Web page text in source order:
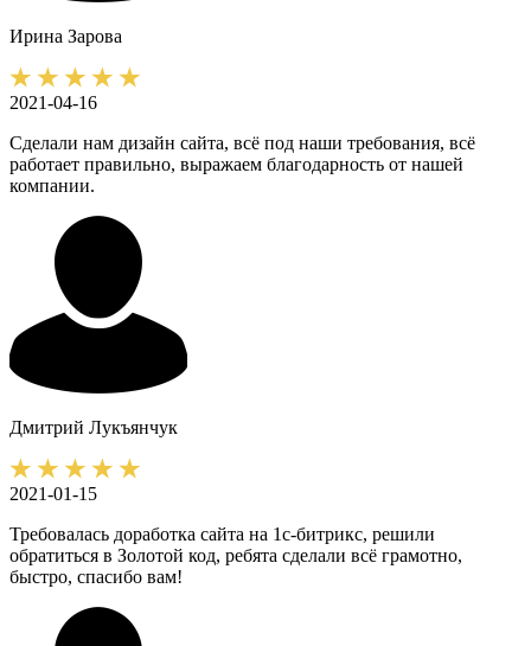
Ирина Зарова
2021-04-16
Сделали нам дизайн сайта, всё под наши требования, всё
работает правильно, выражаем благодарность от нашей
компании.
Дмитрий Лукъянчук
2021-01-15
Требовалась доработка сайта на 1с-битрикс, решили
обратиться в Золотой код, ребята сделали всё грамотно,
быстро, спасибо вам!